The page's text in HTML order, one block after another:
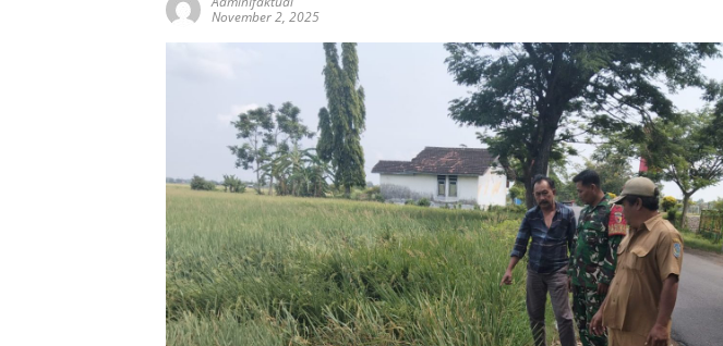
November 2, 2025